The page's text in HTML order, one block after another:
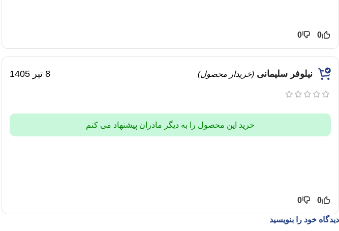
0
0
نیلوفر سلیمانی (خریدار محصول) 8 تیر 1405
خرید این محصول را به دیگر مادران پیشنهاد می کنم
0
0
دیدگاه خود را بنویسید